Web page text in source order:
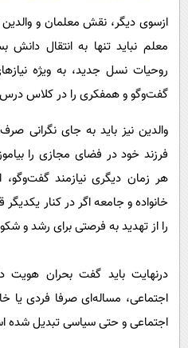
ازسوی دیگر، نقش معلمان و
معلم نباید تنها به انتقال دانش
روحیات نسل جدید، به ویژه
گفت‌وگو و همفکری را در کلاس درس
والدین نیز باید به جای نگرانی
فرزند خود در فضای مجازی را
هر زمان دیگری نیازمند
خانواده و جامعه اگر در کنار
را از تهدید به فرصتی برای رشد و
درنهایت باید گفت بحران
اجتماعی، مساله‌ای صرفا فردی یا
اجتماعی و حتی سیاسی تبدیل شده